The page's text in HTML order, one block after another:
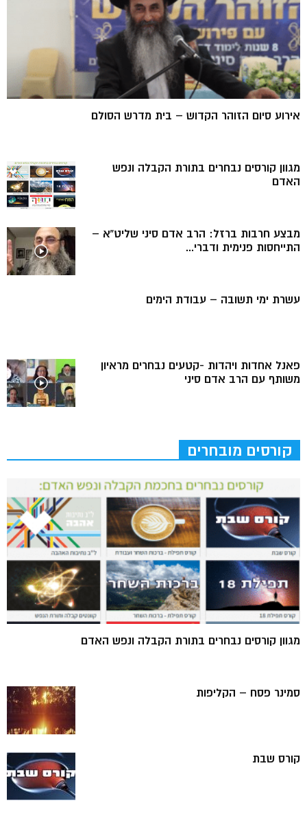
אירוע סיום הזוהר הקדוש – בית מדרש הסולם
מגוון קורסים נבחרים בתורת הקבלה ונפש
האדם
מבצע חרבות ברזל: הרב אדם סיני שליט”א –
התייחסות פנימית ודברי...
עשרת ימי תשובה – עבודת הימים
פאנל אחדות ויהדות -קטעים נבחרים מראיון
משותף עם הרב אדם סיני
קורסים מובחרים
מגוון קורסים נבחרים בתורת הקבלה ונפש האדם
סמינר פסח – הקליפות
קורס שבת